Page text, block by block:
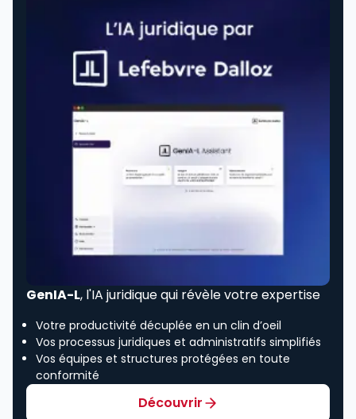
GenIA-L, l'IA juridique qui révèle votre expertise
Votre productivité décuplée en un clin d’oeil
Vos processus juridiques et administratifs simplifiés
Vos équipes et structures protégées en toute
conformité
Découvrir